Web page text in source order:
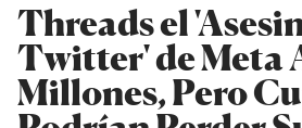
Threads el
Twitter' de Meta
Millones, Pero